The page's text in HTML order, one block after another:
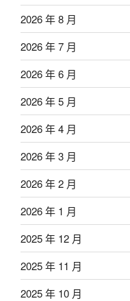
2026 年 8 月
2026 年 7 月
2026 年 6 月
2026 年 5 月
2026 年 4 月
2026 年 3 月
2026 年 2 月
2026 年 1 月
2025 年 12 月
2025 年 11 月
2025 年 10 月